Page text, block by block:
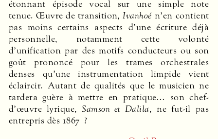
étonnant épisode vocal sur une simple note
tenue. Œuvre de transition,Ivanhoén’en contient
pas moins certains aspects d’une écriture déjà
personnelle, notamment cette volonté
d’unification par des motifs conducteurs ou son
goût prononcé pour les trames orchestrales
denses qu’une instrumentation limpide vient
éclaircir. Autant de qualités que le musicien ne
tardera guère à mettre en pratique… son chef-
d’œuvre lyrique,Samson et Dalila, ne fut-il pas
entrepris dès 1867 ?